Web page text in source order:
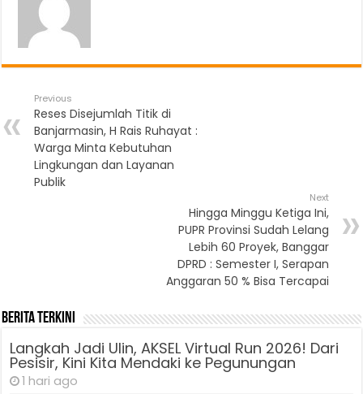
Previous
Reses Disejumlah Titik di
Banjarmasin, H Rais Ruhayat :
Warga Minta Kebutuhan
Lingkungan dan Layanan
Publik
Next
Hingga Minggu Ketiga Ini,
PUPR Provinsi Sudah Lelang
Lebih 60 Proyek, Banggar
DPRD : Semester I, Serapan
Anggaran 50 % Bisa Tercapai
Berita Terkini
Langkah Jadi Ulin, AKSEL Virtual Run 2026! Dari
Pesisir, Kini Kita Mendaki ke Pegunungan
1 hari ago